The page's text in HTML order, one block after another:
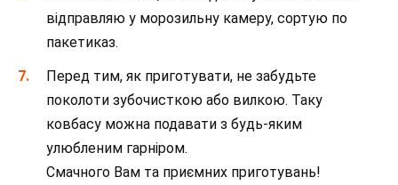
відправляю у морозильну камеру, сортую по
пакетиказ.
Перед тим, як приготувати, не забудьте
поколоти зубочисткою або вилкою. Таку
ковбасу можна подавати з будь-яким
улюбленим гарніром.
Смачного Вам та приємних приготувань!